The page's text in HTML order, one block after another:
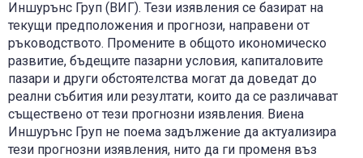
Иншурънс Груп (ВИГ). Тези изявления се базират на
текущи предположения и прогнози, направени от
ръководството. Промените в общото икономическо
развитие, бъдещите пазарни условия, капиталовите
пазари и други обстоятелства могат да доведат до
реални събития или резултати, които да се различават
съществено от тези прогнозни изявления. Виена
Иншурънс Груп не поема задължение да актуализира
тези прогнозни изявления, нито да ги променя въз